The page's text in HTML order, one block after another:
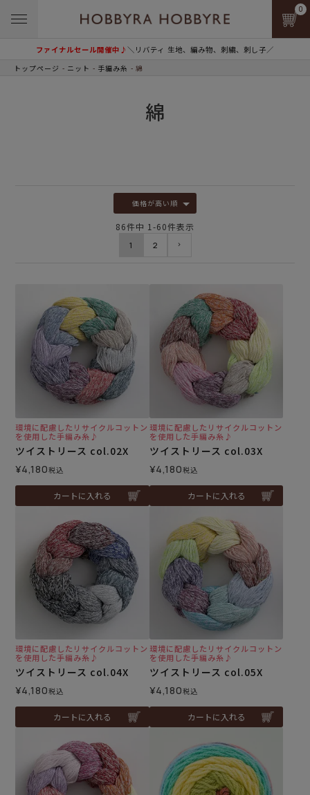
ファイナルセール開催中♪＼リバティ 生地、編み物、刺繍、刺し子／
0
トップページ ニット 手編み糸 綿
綿
価格が高い順
86件中 1 -60件表示
1 2
環境に配慮したリサイクルコットン
を使用した手編み糸♪
ツイストリース col.02X
¥4,180税込
カートに入れる
環境に配慮したリサイクルコットン
を使用した手編み糸♪
ツイストリース col.03X
¥4,180税込
カートに入れる
環境に配慮したリサイクルコットン
を使用した手編み糸♪
ツイストリース col.04X
¥4,180税込
カートに入れる
環境に配慮したリサイクルコットン
を使用した手編み糸♪
ツイストリース col.05X
¥4,180税込
カートに入れる